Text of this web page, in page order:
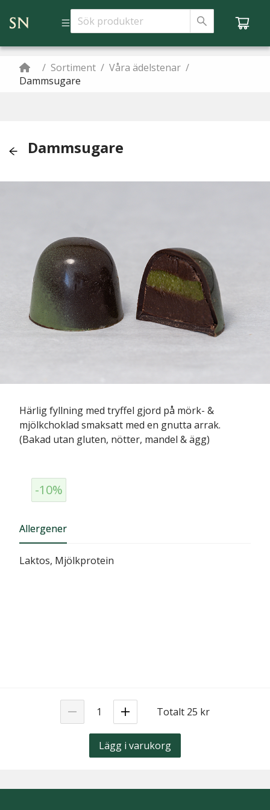
/ Sortiment / Våra ädelstenar /
Dammsugare
Dammsugare
Härlig fyllning med tryffel gjord på mörk- &
mjölkchoklad smaksatt med en gnutta arrak.
(Bakad utan gluten, nötter, mandel & ägg)
-10%
Allergener
Laktos, Mjölkprotein
Totalt 25 kr
Lägg i varukorg